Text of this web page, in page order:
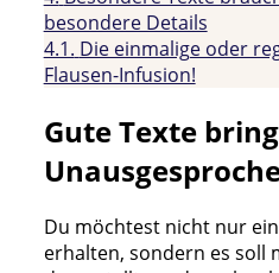
besondere Details
4.1. Die einmalige oder
Flausen-Infusion!
Gute Texte
Du möchtest nicht nur
erhalten, sondern es soll